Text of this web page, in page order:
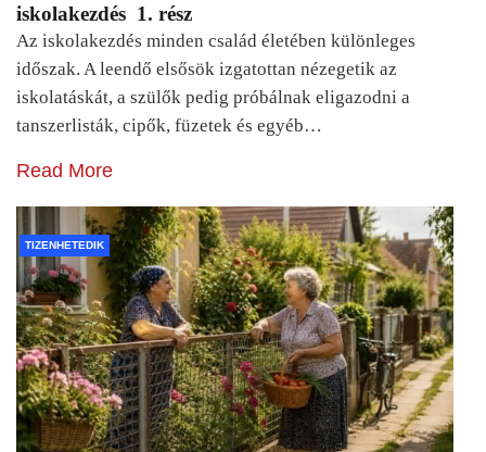
iskolakezdés 1. rész
Az iskolakezdés minden család életében különleges
időszak. A leendő elsősök izgatottan nézegetik az
iskolatáskát, a szülők pedig próbálnak eligazodni a
tanszerlisták, cipők, füzetek és egyéb…
Read More
TIZENHETEDIK